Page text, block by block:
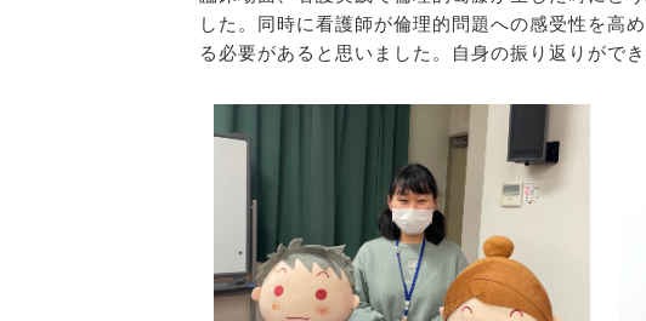
した。同時に看護師が倫理的問題への感受性を高
る必要があると思いました。自身の振り返りがで